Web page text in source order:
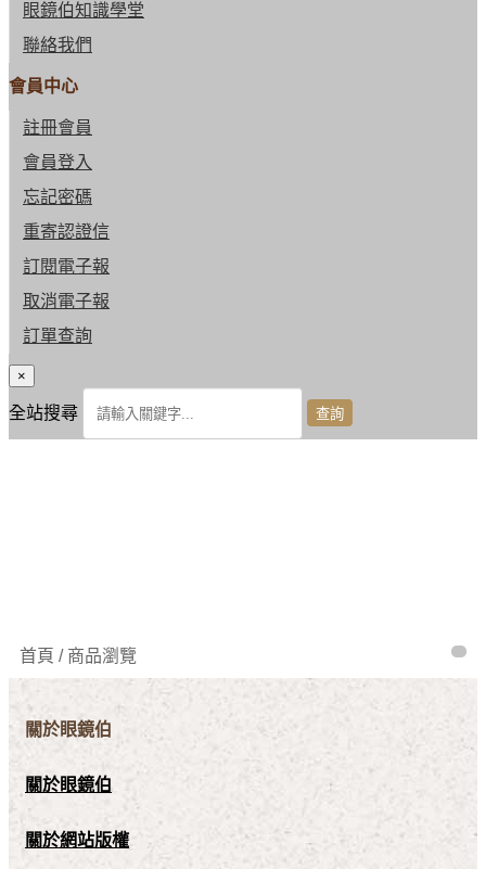
眼鏡伯知識學堂
聯絡我們
會員中心
註冊會員
會員登入
忘記密碼
重寄認證信
訂閱電子報
取消電子報
訂單查詢
×
全站搜尋
首頁 / 商品瀏覽
關於眼鏡伯
關於眼鏡伯
關於網站版權